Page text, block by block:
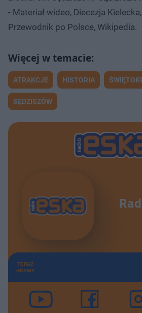
- Materiał wideo, Diecezja
Przewodnik po Polsce, Wikipedia.
ATRAKCJE HISTORIA
SĘDZISZÓW
TERAZ
GRAMY